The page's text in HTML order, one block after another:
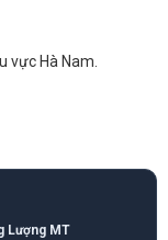
vực Hà Nam.
Lượng MT